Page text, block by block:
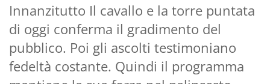
Innanzitutto Il cavallo e la torre puntata
di oggi conferma il gradimento del
pubblico. Poi gli ascolti testimoniano
fedeltà costante. Quindi il programma